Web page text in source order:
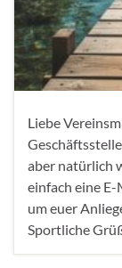
Liebe
aber natürlich
einfach eine
um euer
Sportliche